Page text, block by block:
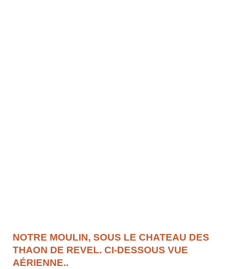
NOTRE MOULIN, SOUS LE CHATEAU DES
THAON DE REVEL. CI-DESSOUS VUE
AÉRIENNE..